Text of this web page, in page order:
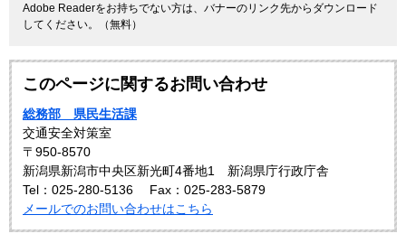
Adobe Readerをお持ちでない方は、バナーのリンク先からダウンロード
してください。（無料）
このページに関するお問い合わせ
総務部 県民生活課
交通安全対策室
〒950-8570
新潟県新潟市中央区新光町4番地1 新潟県庁行政庁舎
Tel：025-280-5136
Fax：025-283-5879
メールでのお問い合わせはこちら